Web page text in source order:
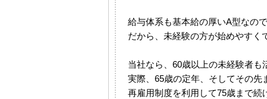
給与体系も基本給の厚いA型なの
だから、未経験の方が始めやすく
当社なら、60歳以上の未経験者も
実際、65歳の定年、そしてその先
再雇用制度を利用して75歳まで続